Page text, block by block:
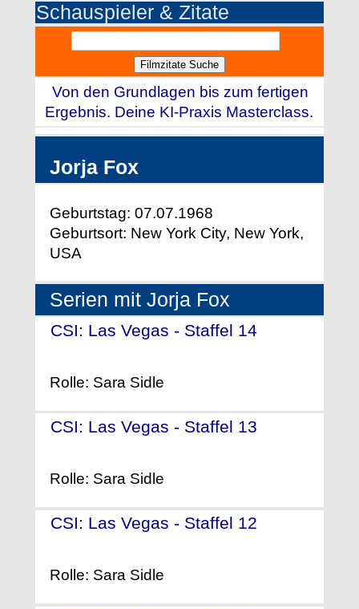
Schauspieler & Zitate
Von den Grundlagen bis zum fertigen
Ergebnis. Deine KI-Praxis Masterclass.
Jorja Fox
Geburtstag: 07.07.1968
Geburtsort: New York City, New York,
USA
Serien mit Jorja Fox
CSI: Las Vegas - Staffel 14
Rolle: Sara Sidle
CSI: Las Vegas - Staffel 13
Rolle: Sara Sidle
CSI: Las Vegas - Staffel 12
Rolle: Sara Sidle